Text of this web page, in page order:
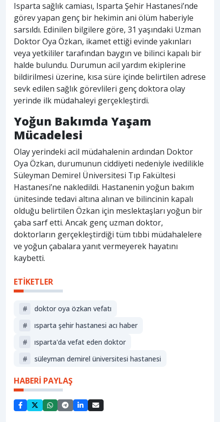
Isparta sağlık camiası, Isparta Şehir Hastanesi’nde
görev yapan genç bir hekimin ani ölüm haberiyle
sarsıldı. Edinilen bilgilere göre, 31 yaşındaki Uzman
Doktor Oya Özkan, ikamet ettiği evinde yakınları
veya yetkililer tarafından baygın ve bilinci kapalı bir
halde bulundu. Durumun acil yardım ekiplerine
bildirilmesi üzerine, kısa süre içinde belirtilen adrese
sevk edilen sağlık görevlileri genç doktora olay
yerinde ilk müdahaleyi gerçekleştirdi.
Yoğun Bakımda Yaşam
Mücadelesi
Olay yerindeki acil müdahalenin ardından Doktor
Oya Özkan, durumunun ciddiyeti nedeniyle ivedilikle
Süleyman Demirel Üniversitesi Tıp Fakültesi
Hastanesi’ne nakledildi. Hastanenin yoğun bakım
ünitesinde tedavi altına alınan ve bilincinin kapalı
olduğu belirtilen Özkan için meslektaşları yoğun bir
çaba sarf etti. Ancak genç uzman doktor,
doktorların gerçekleştirdiği tüm tıbbi müdahalelere
ve yoğun çabalara yanıt vermeyerek hayatını
kaybetti.
ETİKETLER
#
doktor oya özkan vefatı
#
isparta şehir hastanesi acı haber
#
isparta'da vefat eden doktor
#
süleyman demirel üniversitesi hastanesi
HABERİ PAYLAŞ